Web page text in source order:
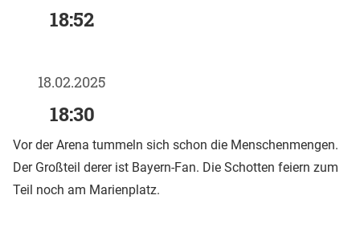
18:52
18.02.2025
18:30
Vor der Arena tummeln sich schon die Menschenmengen.
Der Großteil derer ist Bayern-Fan. Die Schotten feiern zum
Teil noch am Marienplatz.